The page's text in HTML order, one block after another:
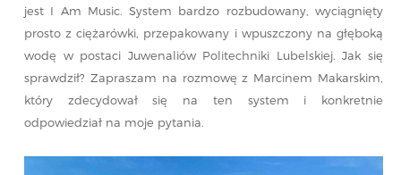
jest I Am Music. System bardzo rozbudowany, wyciągnięty
prosto z ciężarówki, przepakowany i wpuszczony na głęboką
wodę w postaci Juwenaliów Politechniki Lubelskiej. Jak się
sprawdził? Zapraszam na rozmowę z Marcinem Makarskim,
który zdecydował się na ten system i konkretnie
odpowiedział na moje pytania.